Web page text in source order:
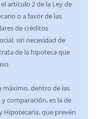
artículo 2 de la Ley de
o a favor de las
de créditos
sin necesidad de
de la hipoteca que
máximo, dentro de las
comparación, es la de
Hipotecaria, que prevén